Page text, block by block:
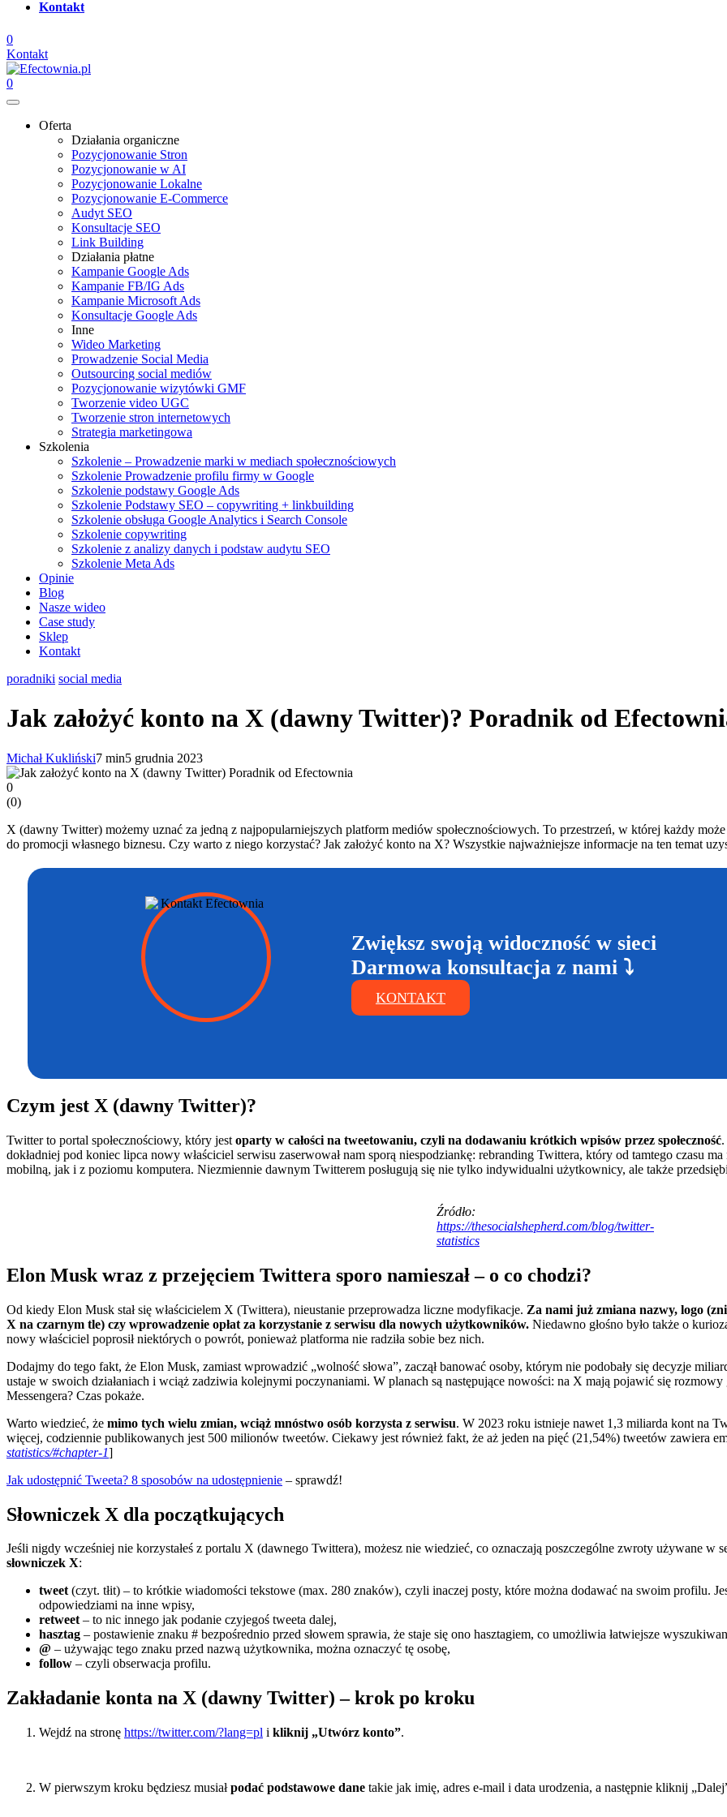
Kontakt
0
Kontakt
0
Oferta
Działania organiczne
Pozycjonowanie Stron
Pozycjonowanie w AI
Pozycjonowanie Lokalne
Pozycjonowanie E-Commerce
Audyt SEO
Konsultacje SEO
Link Building
Działania płatne
Kampanie Google Ads
Kampanie FB/IG Ads
Kampanie Microsoft Ads
Konsultacje Google Ads
Inne
Wideo Marketing
Prowadzenie Social Media
Outsourcing social mediów
Pozycjonowanie wizytówki GMF
Tworzenie video UGC
Tworzenie stron internetowych
Strategia marketingowa
Szkolenia
Szkolenie – Prowadzenie marki w mediach społecznościowych
Szkolenie Prowadzenie profilu firmy w Google
Szkolenie podstawy Google Ads
Szkolenie Podstawy SEO – copywriting + linkbuilding
Szkolenie obsługa Google Analytics i Search Console
Szkolenie copywriting
Szkolenie z analizy danych i podstaw audytu SEO
Szkolenie Meta Ads
Opinie
Blog
Nasze wideo
Case study
Sklep
Kontakt
poradniki social media
Jak założyć konto na X (dawny Twitter)? Poradnik od
Michał Kukliński7 min5 grudnia 2023
0
(0)
X (dawny Twitter) możemy uznać za jedną z najpopularniejszych platform mediów społecznościowych. To przestrzeń, w której każdy
do promocji własnego biznesu. Czy warto z niego korzystać? Jak założyć konto na X? Wszystkie najważniejsze informacje na ten temat
Zwiększ swoją widoczność w sieci
Darmowa konsultacja z nami ⤵
KONTAKT
Czym jest X (dawny Twitter)?
Twitter to portal społecznościowy, który jest oparty w całości na tweetowaniu, czyli na dodawaniu krótkich wpisów przez społeczność
dokładniej pod koniec lipca nowy właściciel serwisu zaserwował nam sporą niespodziankę: rebranding Twittera, który od tamtego czasu
mobilną, jak i z poziomu komputera. Niezmiennie dawnym Twitterem posługują się nie tylko indywidualni użytkownicy, ale także
Źródło:
https://thesocialshepherd.com/blog/twitter-
statistics
Elon Musk wraz z przejęciem Twittera sporo namieszał – o co chodzi?
Od kiedy Elon Musk stał się właścicielem X (Twittera), nieustanie przeprowadza liczne modyfikacje. Za nami już zmiana nazwy, logo
X na czarnym tle) czy wprowadzenie opłat za korzystanie z serwisu dla nowych użytkowników. Niedawno głośno było także o
nowy właściciel poprosił niektórych o powrót, ponieważ platforma nie radziła sobie bez nich.
Dodajmy do tego fakt, że Elon Musk, zamiast wprowadzić „wolność słowa”, zaczął banować osoby, którym nie podobały się decyzje
ustaje w swoich działaniach i wciąż zadziwia kolejnymi poczynaniami. W planach są następujące nowości: na X mają pojawić się
Messengera? Czas pokaże.
Warto wiedzieć, że mimo tych wielu zmian, wciąż mnóstwo osób korzysta z serwisu. W 2023 roku istnieje nawet 1,3 miliarda kont na
więcej, codziennie publikowanych jest 500 milionów tweetów. Ciekawy jest również fakt, że aż jeden na pięć (21,54%) tweetów zawiera
statistics/#chapter-1]
Jak udostępnić Tweeta? 8 sposobów na udostępnienie – sprawdź!
Słowniczek X dla początkujących
Jeśli nigdy wcześniej nie korzystałeś z portalu X (dawnego Twittera), możesz nie wiedzieć, co oznaczają poszczególne zwroty używane
słowniczek X:
tweet(czyt. tłit) – to krótkie wiadomości tekstowe (max. 280 znaków), czyli inaczej posty, które można dodawać na swoim profilu.
odpowiedziami na inne wpisy,
retweet– to nic innego jak podanie czyjegoś tweeta dalej,
hasztag – postawienie znaku # bezpośrednio przed słowem sprawia, że staje się ono hasztagiem, co umożliwia łatwiejsze
@ – używając tego znaku przed nazwą użytkownika, można oznaczyć tę osobę,
follow – czyli obserwacja profilu.
Zakładanie konta na X (dawny Twitter) – krok po kroku
Wejdź na stronę https://twitter.com/?lang=pl i kliknij „Utwórz konto”.
W pierwszym kroku będziesz musiałpodać podstawowe dane takie jak imię, adres e-mail i data urodzenia, a następnie kliknij